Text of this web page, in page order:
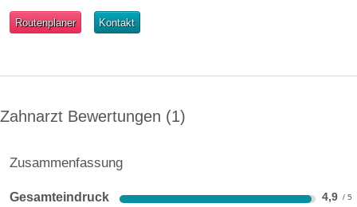
Routenplaner Kontakt
Zahnarzt Bewertungen 1
Zusammenfassung
Gesamteindruck 4,9